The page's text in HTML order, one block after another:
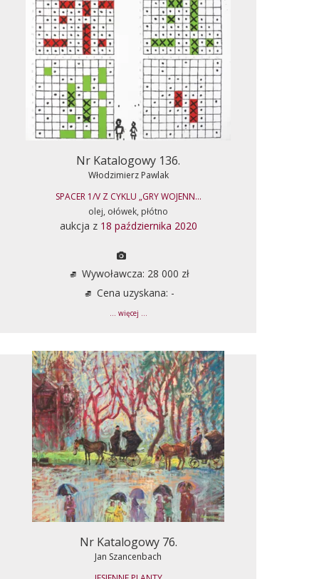
Nr Katalogowy 136.
Włodzimierz Pawlak
SPACER 1/V Z CYKLU „GRY WOJENN...
olej, ołówek, płótno
aukcja z 18 października 2020
Wywoławcza: 28 000 zł
Cena uzyskana: -
... więcej ...
Nr Katalogowy 76.
Jan Szancenbach